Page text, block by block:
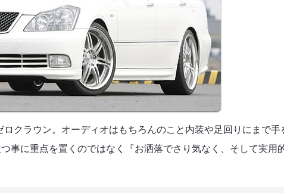
クラウン。オーディオはもちろんのこと内装や足回りにまで手
事に重点を置くのではなく『お洒落でさり気なく、そして実用